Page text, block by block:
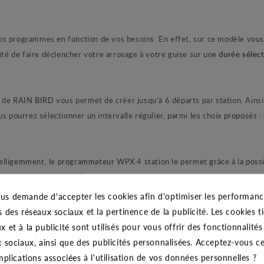
en fonction de vos besoins. En effet, sur ce modèle
de faire déclencher votre arrosage à votre guise sur unedurée
RAIN BIRD vous permet de créer jusqu’à 6 départs par station.
pourrez sélectionner un intervalle régulier, parmi les choix proposés :
le programmateur WPX 4 station le permet grâce à la
cette fonction conserve votre programme.
arrosage accrue afin de vous permettre d'économiser de l'eau.
en d'autres thermes il permet un réglage manuel de votre arrosage
demande d'accepter les cookies afin d'optimiser les
réseaux sociaux et la pertinence de la publicité. Les cookies
et à la publicité sont utilisés pour vous offrir des fonctionnalités
sociaux, ainsi que des publicités personnalisées. Acceptez-vous
associées à l'utilisation de vos données personnelles ?